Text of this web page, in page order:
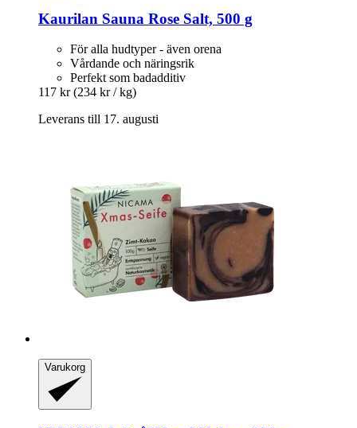
Kaurilan Sauna Rose Salt, 500 g
För alla hudtyper - även orena
Vårdande och näringsrik
Perfekt som badadditiv
117 kr (234 kr / kg)
Leverans till 17. augusti
Varukorg